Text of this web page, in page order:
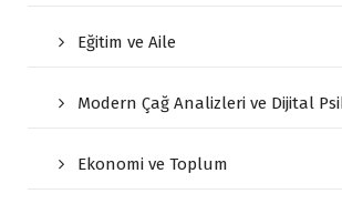
Eğitim ve Aile
Modern Çağ Analizleri ve Dijital
Ekonomi ve Toplum